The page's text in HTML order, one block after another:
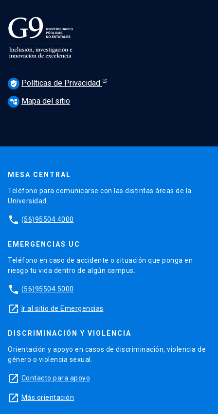
verified_user Políticas de Privacidad
account_tree Mapa del sitio
MESA CENTRAL
Teléfono para comunicarse con las distintas áreas de la
Universidad.
phone (56)95504 4000
EMERGENCIAS UC
Teléfono en caso de accidente o situación que ponga en
riesgo tu vida dentro de algún campus.
phone (56)95504 5000
launch Ir al sitio de Emergencias
DISCRIMINACIÓN Y VIOLENCIA
Orientación y apoyo en casos de discriminación, violencia de
género o violencia sexual.
launch Contacto para apoyo
launch Más orientación